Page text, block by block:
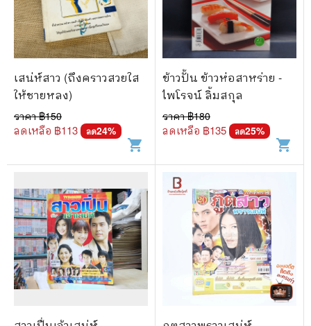
เสน่ห์สาว (ถึงคราวสวยใส
ให้ชายหลง)
ราคา ฿150
ลดเหลือ ฿113 ลด24%
shopping_cart
ข้าวปั้น ข้าวห่อสาหร่าย -
ไพโรจน์ ลิ้มสกุล
ราคา ฿180
ลดเหลือ ฿135 ลด25%
shopping_cart